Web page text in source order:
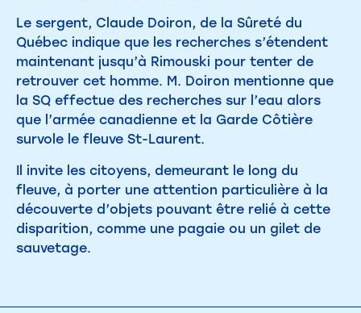
Le sergent, Claude Doiron, de la Sûreté du
Québec indique que les recherches s’étendent
maintenant jusqu’à Rimouski pour tenter de
retrouver cet homme. M. Doiron mentionne que
la SQ effectue des recherches sur l’eau alors
que l’armée canadienne et la Garde Côtière
survole le fleuve St-Laurent.
Il invite les citoyens, demeurant le long du
fleuve, à porter une attention particulière à la
découverte d’objets pouvant être relié à cette
disparition, comme une pagaie ou un gilet de
sauvetage.